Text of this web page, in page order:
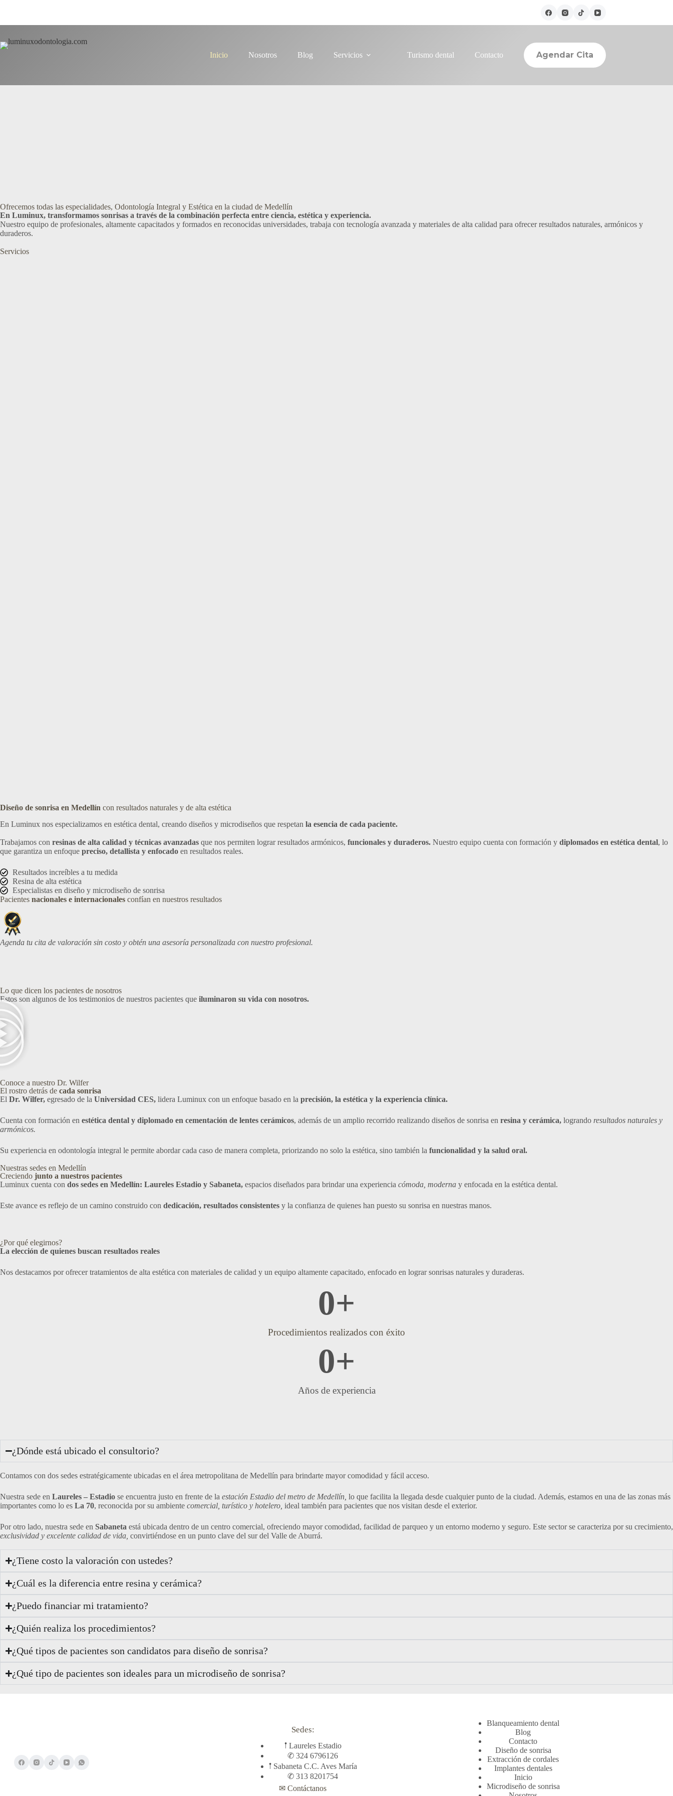
Inicio Nosotros Blog Servicios Turismo dental Contacto Agendar Cita
Ofrecemos todas las especialidades, Odontología Integral y Estética en la ciudad de Medellín
En Luminux, transformamos sonrisas a través de la combinación perfecta entre ciencia, estética y experiencia.
Nuestro equipo de profesionales, altamente capacitados y formados en reconocidas universidades, trabaja con tecnología avanzada y materiales de alta calidad para ofrecer resultados naturales, armónicos y
duraderos.
Servicios
Diseño de sonrisa en Medellín con resultados naturales y de alta estética
En Luminux nos especializamos en estética dental, creando diseños y microdiseños que respetan la esencia de cada paciente.
Trabajamos con resinas de alta calidad y técnicas avanzadas que nos permiten lograr resultados armónicos, funcionales y duraderos. Nuestro equipo cuenta con formación y diplomados en estética dental, lo
que garantiza un enfoque preciso, detallista y enfocado en resultados reales.
Resultados increíbles a tu medida
Resina de alta estética
Especialistas en diseño y microdiseño de sonrisa
Pacientes nacionales e internacionales confían en nuestros resultados
Agenda tu cita de valoración sin costo y obtén una asesoría personalizada con nuestro profesional.
Lo que dicen los pacientes de nosotros
Estos son algunos de los testimonios de nuestros pacientes que iluminaron su vida con nosotros.
Conoce a nuestro Dr. Wilfer
El rostro detrás de cada sonrisa
El Dr. Wilfer, egresado de la Universidad CES, lidera Luminux con un enfoque basado en la precisión, la estética y la experiencia clínica.
Cuenta con formación en estética dental y diplomado en cementación de lentes cerámicos, además de un amplio recorrido realizando diseños de sonrisa en resina y cerámica, logrando resultados naturales y
armónicos.
Su experiencia en odontología integral le permite abordar cada caso de manera completa, priorizando no solo la estética, sino también la funcionalidad y la salud oral.
Nuestras sedes en Medellín
Creciendo junto a nuestros pacientes
Luminux cuenta con dos sedes en Medellín: Laureles Estadio y Sabaneta, espacios diseñados para brindar una experiencia cómoda, moderna y enfocada en la estética dental.
Este avance es reflejo de un camino construido con dedicación, resultados consistentes y la confianza de quienes han puesto su sonrisa en nuestras manos.
¿Por qué elegirnos?
La elección de quienes buscan resultados reales
Nos destacamos por ofrecer tratamientos de alta estética con materiales de calidad y un equipo altamente capacitado, enfocado en lograr sonrisas naturales y duraderas.
Procedimientos realizados con éxito
0+
Años de experiencia
0+
¿Dónde está ubicado el consultorio?
Contamos con dos sedes estratégicamente ubicadas en el área metropolitana de Medellín para brindarte mayor comodidad y fácil acceso.
Nuestra sede en Laureles – Estadio se encuentra justo en frente de la estación Estadio del metro de Medellín, lo que facilita la llegada desde cualquier punto de la ciudad. Además, estamos en una de las zonas más
importantes como lo es La 70, reconocida por su ambiente comercial, turístico y hotelero, ideal también para pacientes que nos visitan desde el exterior.
Por otro lado, nuestra sede en Sabaneta está ubicada dentro de un centro comercial, ofreciendo mayor comodidad, facilidad de parqueo y un entorno moderno y seguro. Este sector se caracteriza por su crecimiento,
exclusividad y excelente calidad de vida, convirtiéndose en un punto clave del sur del Valle de Aburrá.
¿Tiene costo la valoración con ustedes?
¿Cuál es la diferencia entre resina y cerámica?
¿Puedo financiar mi tratamiento?
¿Quién realiza los procedimientos?
¿Qué tipos de pacientes son candidatos para diseño de sonrisa?
¿Qué tipo de pacientes son ideales para un microdiseño de sonrisa?
Sedes:
𖡡 Laureles Estadio
✆ 324 6796126
𖡡 Sabaneta C.C. Aves María
✆ 313 8201754
✉ Contáctanos
Blanqueamiento dental
Blog
Contacto
Diseño de sonrisa
Extracción de cordales
Implantes dentales
Inicio
Microdiseño de sonrisa